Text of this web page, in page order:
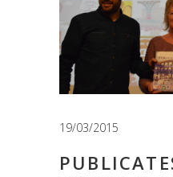
19/03/2015